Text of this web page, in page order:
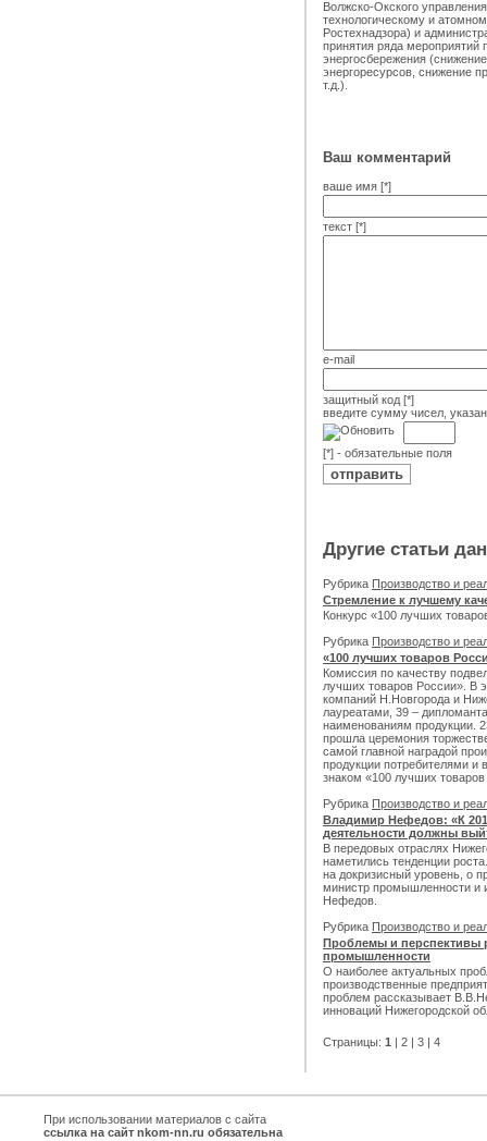
Волжско-Окского
технологическому и
Ростехнадзора) и
принятия ряда мероприятий
энергосбережения
энергоресурсов, снижение
т.д.).
Ваш комментарий
ваше имя [*]
текст [*]
e-mail
защитный код [*]
введите сумму чисел,
[*] - обязательные поля
Другие статьи
Рубрика Производство и
Стремление к лучшему
Конкурс «100 лучших
Рубрика Производство и
«100 лучших товаров
Комиссия по качеству
лучших товаров России». В
компаний Н.Новгорода и
лауреатами, 39 –
наименованиям продукции.
прошла церемония
самой главной наградой
продукции потребителями и
знаком «100 лучших
Рубрика Производство и
Владимир Нефедов: «К
деятельности должны
В передовых отраслях
наметились тенденции
на докризисный уровень, о
министр промышленности и
Нефедов.
Рубрика Производство и
Проблемы и перспективы
промышленности
О наиболее актуальных
производственные
проблем рассказывает
инноваций Нижегородской
Страницы: 1 | 2 | 3 | 4
При использовании материалов с сайта
ссылка на сайт nkom-nn.ru обязательна